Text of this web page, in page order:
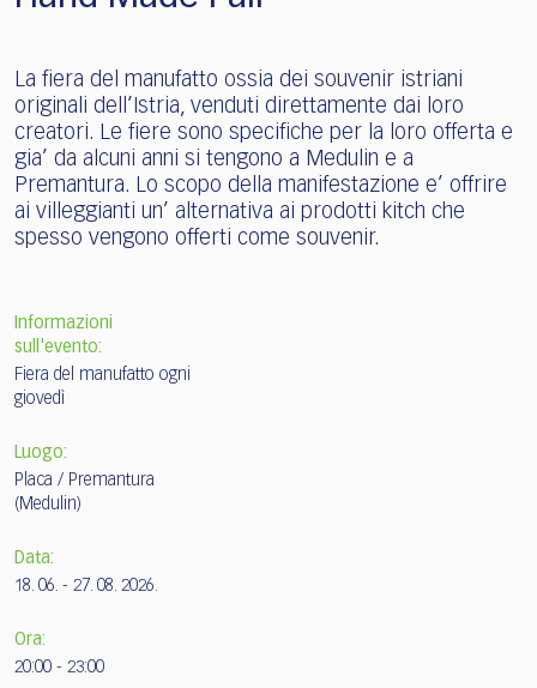
La fiera del manufatto ossia dei souvenir istriani
originali dell’Istria, venduti direttamente dai loro
creatori. Le fiere sono specifiche per la loro offerta e
gia’ da alcuni anni si tengono a Medulin e a
Premantura. Lo scopo della manifestazione e’ offrire
ai villeggianti un’ alternativa ai prodotti kitch che
spesso vengono offerti come souvenir.
Informazioni
sull'evento:
Fiera del manufatto ogni
giovedì
Luogo:
Placa / Premantura
(Medulin)
Data:
18. 06. - 27. 08. 2026.
Ora:
20:00 - 23:00